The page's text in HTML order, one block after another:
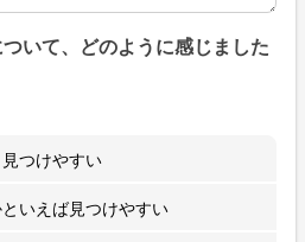
いて、どのように感じました
つけやすい
いえば見つけやすい